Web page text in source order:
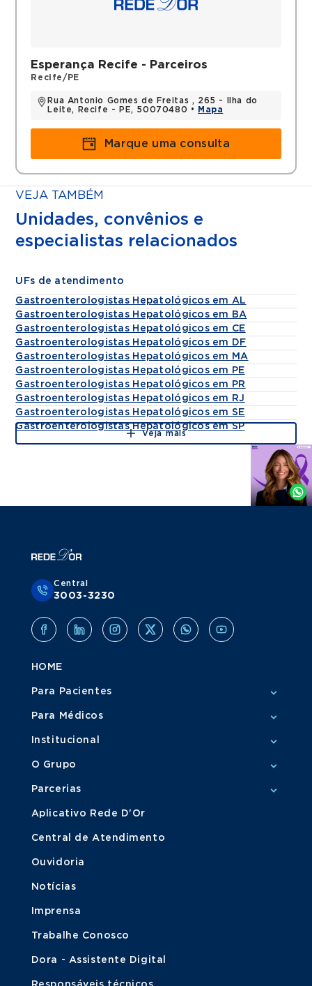
Esperança Recife - Parceiros
Recife/PE
Rua Antonio Gomes de Freitas , 265 - Ilha do
Leite, Recife - PE, 50070480 •
Mapa
Marque uma consulta
VEJA TAMBÉM
Unidades, convênios e
especialistas relacionados
UFs de atendimento
Gastroenterologistas Hepatológicos em AL
Gastroenterologistas Hepatológicos em BA
Gastroenterologistas Hepatológicos em CE
Gastroenterologistas Hepatológicos em DF
Gastroenterologistas Hepatológicos em MA
Gastroenterologistas Hepatológicos em PE
Gastroenterologistas Hepatológicos em PR
Gastroenterologistas Hepatológicos em RJ
Gastroenterologistas Hepatológicos em SE
Gastroenterologistas Hepatológicos em SP
Veja mais
Agende
Whatsapp
Central
3003-3230
HOME
Para Pacientes
Para Médicos
Institucional
O Grupo
Parcerias
Aplicativo Rede D'Or
Central de Atendimento
Ouvidoria
Notícias
Imprensa
Trabalhe Conosco
Dora - Assistente Digital